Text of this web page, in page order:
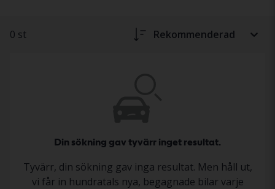
0 st Rekommenderad
Din sökning gav tyvärr inget resultat.
Tyvärr, din sökning gav inga resultat. Men håll ut,
vi får in hundratals nya, begagnade bilar varje